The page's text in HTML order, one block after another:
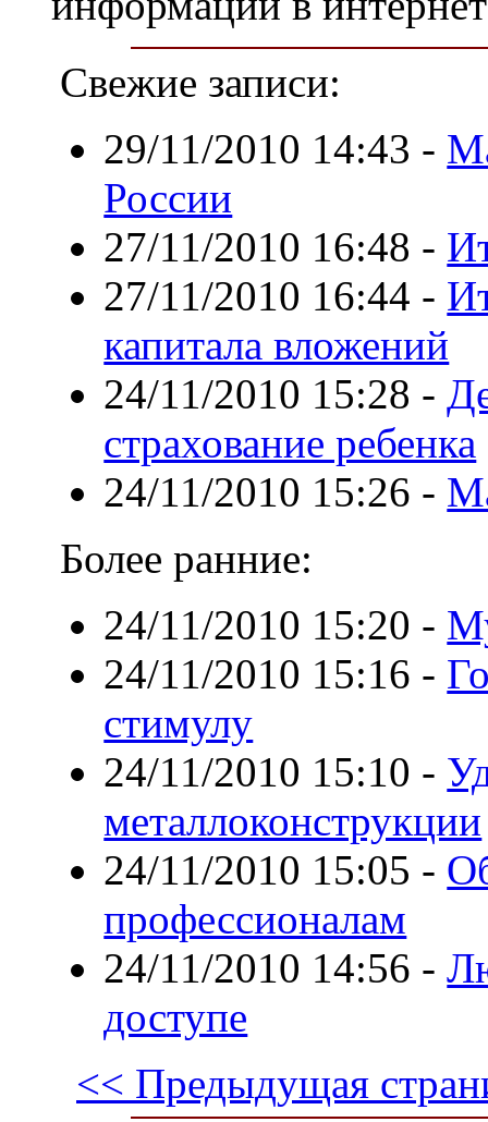
Свежие записи:
29/11/2010 14:43 -
России
27/11/2010 16:48 -
27/11/2010 16:44 -
капитала вложений
24/11/2010 15:28 -
страхование ребенка
24/11/2010 15:26 -
Более ранние:
24/11/2010 15:20 -
24/11/2010 15:16 -
стимулу
24/11/2010 15:10 -
металлоконструкции
24/11/2010 15:05 -
профессионалам
24/11/2010 14:56 -
доступе
<< Предыдущая